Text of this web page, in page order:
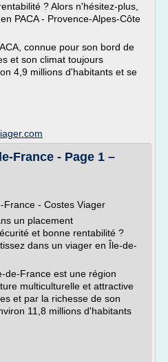
? Alors n'hésitez-plus,
PACA - Provence-Alpes-Côte
connue pour son bord de
et son climat toujours
4,9 millions d'habitants et se
France - Page 1 –
France - Costes Viager
un placement
et bonne rentabilité ?
dans un viager en Île-de-
de-France est une région
multiculturelle et attractive
et par la richesse de son
11,8 millions d'habitants